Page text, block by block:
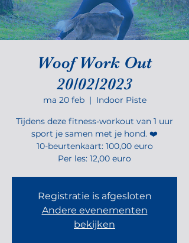
Woof Work Out
20/02/2023
ma 20 feb
  |
Indoor Piste
Tijdens deze fitness-workout van 1 uur
sport je samen met je hond. ❤️
10-beurtenkaart: 100,00 euro
Per les: 12,00 euro
Registratie is afgesloten
Andere evenementen
bekijken